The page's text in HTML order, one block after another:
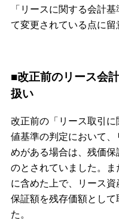
「リースに関する会計
て変更されている点に留
■改正前のリース会
扱い
改正前の「リース取引
値基準の判定において
めがある場合は、残価
のとされていました。
に含めた上で、リース
保証額を残存価額とし
た。